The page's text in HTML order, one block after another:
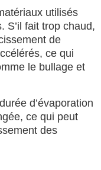
utilisés
S’il fait trop chaud,
de
ce qui
le bullage et
d’évaporation
ce qui peut
des